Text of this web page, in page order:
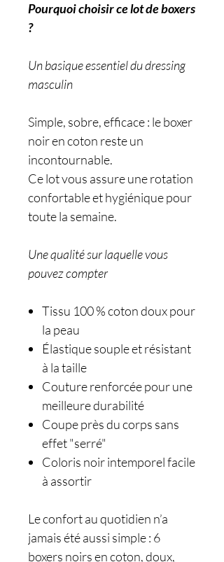
Pourquoi choisir ce lot de boxers
?
Un basique essentiel du dressing
masculin
Simple, sobre, efficace : le boxer
noir en coton reste un
incontournable.
Ce lot vous assure une rotation
confortable et hygiénique pour
toute la semaine.
Une qualité sur laquelle vous
pouvez compter
Tissu 100 % coton doux pour
la peau
Élastique souple et résistant
à la taille
Couture renforcée pour une
meilleure durabilité
Coupe près du corps sans
effet "serré"
Coloris noir intemporel facile
à assortir
Le confort au quotidien n’a
jamais été aussi simple : 6
boxers noirs en coton, doux,